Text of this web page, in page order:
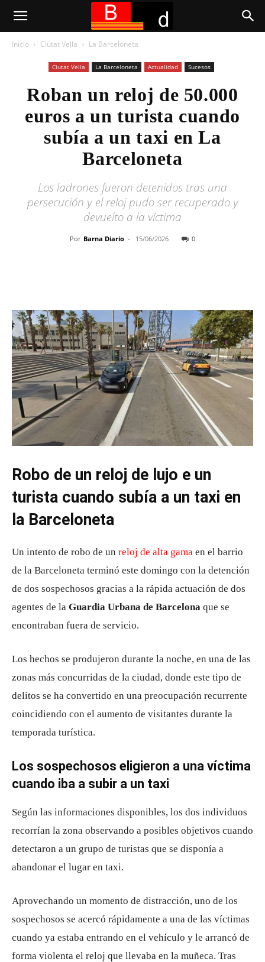
Inicio Ciutat Vella La Barceloneta
Ciutat Vella La Barceloneta Actualidad Sucesos
Roban un reloj de 50.000
euros a un turista cuando
subía a un taxi en La
Barceloneta
Los ladrones fueron detenidos tras una
persecución y el reloj pudo ser recuperado y
devuelto a la víctima
Por Barna Diario - 15/06/2026 0
Robo de un reloj de lujo e un
turista cuando subía a un taxi en
la Barceloneta
Un intento de robo de un reloj de alta gama en el barrio
de la Barceloneta terminó este domingo con la detención
de dos sospechosos gracias a la rápida actuación de dos
agentes de la Guardia Urbana de Barcelona que se
encontraban fuera de servicio.
Los hechos se produjeron durante la noche, en una de las
zonas más concurridas de la ciudad, donde este tipo de
delitos se ha convertido en una preocupación recurrente
coincidiendo con el aumento de visitantes durante la
temporada turística.
Los sospechosos eligieron a una víctima
cuando iba a subir a un taxi
Según las informaciones disponibles, los dos individuos
recorrían la zona observando a posibles objetivos cuando
detectaron a un grupo de turistas que se disponía a
abandonar el lugar en taxi.
Aprovechando un momento de distracción, uno de los
sospechosos se acercó rápidamente a una de las víctimas
cuando ya estaba entrando en el vehículo y le arrancó de
forma violenta el reloj que llevaba en la muñeca. Tras